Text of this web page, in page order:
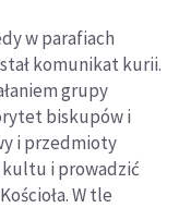
w parafiach
komunikat kurii.
grupy
biskupów i
i przedmioty
i prowadzić
W tle